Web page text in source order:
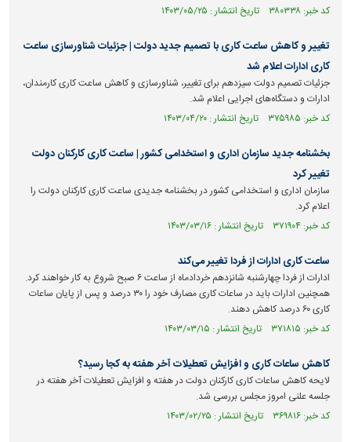
کد خبر: ۳۸۰۳۳۸ تاریخ انتشار : ۱۴۰۳/۰۵/۲۵
تغییر و کاهش ساعت کاری با تصمیم جدید دولت | جزئیات شناورسازی ساعت
کاری ادارات اعلام شد
جزئیات تصمیم دولت سیزدهم برای تغییر، شناورسازی و کاهش ساعت کاری کارمندان،
ادارات و دستگاه‌های اجرایی اعلام شد.
کد خبر: ۳۷۵۹۸۵ تاریخ انتشار : ۱۴۰۳/۰۴/۲۰
بخشنامه جدید سازمان اداری و استخدامی کشور | ساعت کاری کارکنان دولت
تغییر کرد
سازمان اداری و استخدامی کشور در بخشنامه جدیدی ساعت کاری کارکنان دولت را
اعلام کرد.
کد خبر: ۳۷۱۹۰۴ تاریخ انتشار : ۱۴۰۳/۰۳/۱۶
ساعت کاری ادارات از فردا تغییر می‌کند
ادارات از فردا چهارشنبه شانزدهم خردادماه از ساعت ۶ صبح شروع به کار خواهند کرد.
همچنین ادارات باید در ساعات کاری مصارف خود را ۳۰ درصد و پس از پایان ساعات
کاری ۶۰ درصد کاهش دهند.
کد خبر: ۳۷۱۸۱۵ تاریخ انتشار : ۱۴۰۳/۰۳/۱۵
کاهش ساعات کاری و افزایش تعطیلات آخر هفته به کجا رسید؟
لایحه کاهش ساعات کاری کارکنان دولت در هفته و افزایش تعطیلات آخر هفته در
جلسه علنی امروز مجلس بررسی شد.
کد خبر: ۳۶۹۸۱۶ تاریخ انتشار : ۱۴۰۳/۰۲/۲۵